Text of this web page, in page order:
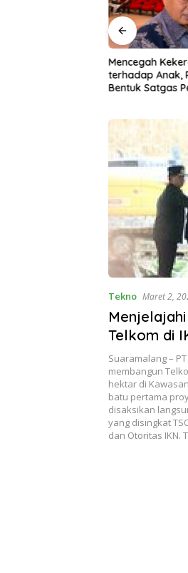
Proyek Irigasi di
Sumberpucung
Abaikan SOP,
Tekno Maret 2,
Telkom di
Depan
Suaramalang –
membangun
hektar di
batu pertama
disaksikan
yang disingkat
dan Otoritas IKN.